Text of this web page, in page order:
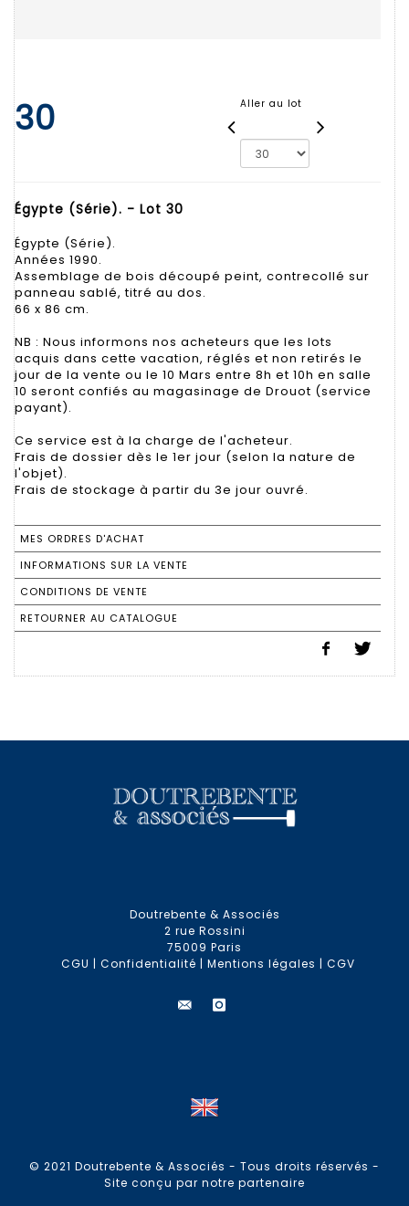
30 Aller au lot
Égypte (Série). - Lot 30
Égypte (Série).
Années 1990.
Assemblage de bois découpé peint, contrecollé sur
panneau sablé, titré au dos.
66 x 86 cm.
NB : Nous informons nos acheteurs que les lots
acquis dans cette vacation, réglés et non retirés le
jour de la vente ou le 10 Mars entre 8h et 10h en salle
10 seront confiés au magasinage de Drouot (service
payant).
Ce service est à la charge de l'acheteur.
Frais de dossier dès le 1er jour (selon la nature de
l'objet).
Frais de stockage à partir du 3e jour ouvré.
MES ORDRES D'ACHAT
INFORMATIONS SUR LA VENTE
CONDITIONS DE VENTE
RETOURNER AU CATALOGUE
Doutrebente & Associés
2 rue Rossini
75009 Paris
CGU | Confidentialité | Mentions légales | CGV
© 2021 Doutrebente & Associés - Tous droits réservés -
Site conçu par notre partenaire